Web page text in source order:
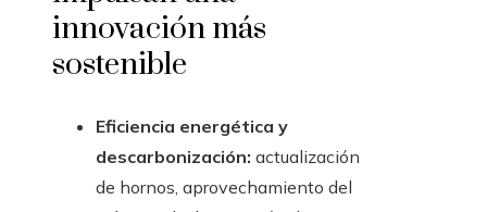
innovación más
sostenible
Eficiencia energética y
descarbonización: actualización
de hornos, aprovechamiento del